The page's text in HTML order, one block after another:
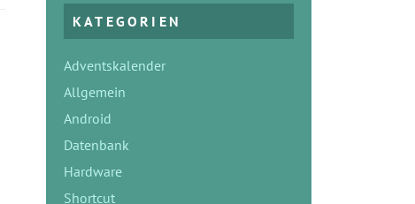
KATEGORIEN
Adventskalender
Allgemein
Android
Datenbank
Hardware
Shortcut